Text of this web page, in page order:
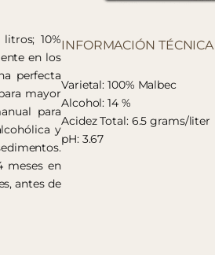
10%
en los
perfecta
mayor
para
y
meses en
antes de
INFORMACIÓN TÉCNICA
Varietal: 100% Malbec
Alcohol: 14 %
Acidez Total: 6.5 grams/liter
pH: 3.67